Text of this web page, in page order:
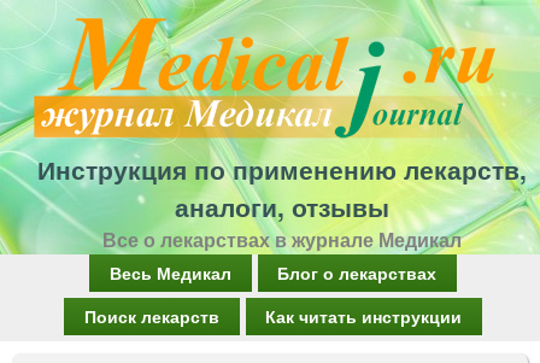
Перейти
к
основному
содержанию
Инструкция по применению лекарств,
аналоги, отзывы
Все о лекарствах в журнале Медикал
Весь Медикал
Блог о лекарствах
Поиск лекарств
Как читать инструкции